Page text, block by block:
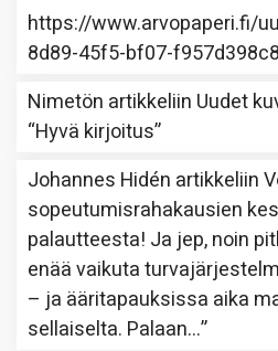
https://www.arvopaperi.fi/
8d89-45f5-bf07-
Nimetön artikkeliin Uudet
“Hyvä kirjoitus”
Johannes Hidén artikkeliin
sopeutumisrahakausien
palautteesta! Ja jep, noin
enää vaikuta
– ja ääritapauksissa aika
sellaiselta. Palaan…”